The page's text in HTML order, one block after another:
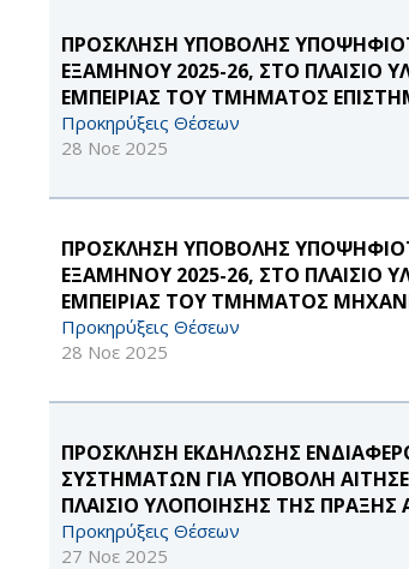
ΠΡΟΣΚΛΗΣΗ ΥΠΟΒΟΛΗΣ
ΕΞΑΜΗΝΟΥ 2025-26, ΣΤΟ ΠΛΑΙΣΙΟ
ΕΜΠΕΙΡΙΑΣ ΤΟΥ ΤΜΗΜΑΤΟΣ
Προκηρύξεις Θέσεων
28 Νοε 2025
ΠΡΟΣΚΛΗΣΗ ΥΠΟΒΟΛΗΣ
ΕΞΑΜΗΝΟΥ 2025-26, ΣΤΟ ΠΛΑΙΣΙΟ
ΕΜΠΕΙΡΙΑΣ ΤΟΥ ΤΜΗΜΑΤΟΣ
Προκηρύξεις Θέσεων
28 Νοε 2025
ΠΡΟΣΚΛΗΣΗ ΕΚΔΗΛΩΣΗΣ
ΣΥΣΤΗΜΑΤΩΝ ΓΙΑ ΥΠΟΒΟΛΗ
ΠΛΑΙΣΙΟ ΥΛΟΠΟΙΗΣΗΣ ΤΗΣ ΠΡΑΞΗΣ
Προκηρύξεις Θέσεων
27 Νοε 2025